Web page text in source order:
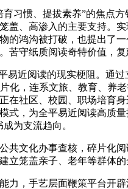
惯、提拔素养”的焦点方
盖、高渗入的主要支持。
的鸿沟被打破，也提出了
苦守纸质阅读奇特价值，复
近阅读的现实梗阻。通过
化，连系文旅、教育、养
在社区、校园、职场培育
式，为全平易近阅读高质
为支流趋向。
文化办事查核，碎片化阅
笼盖亲子、老年等群体
，手艺层面鞭策平台开辟